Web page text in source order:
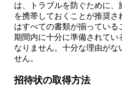
は、トラブルを防ぐために
を携帯しておくことが推奨
はすべての書類が揃っている
期間内に十分に準備されてい
なりません。十分な理由がな
せん。
招待状の取得方法